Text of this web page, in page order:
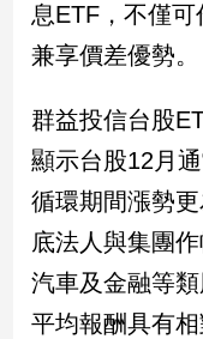
投
專
區
【我
的
觀
息ETF，不僅
兼享價差優勢。
群益投信台股
顯示台股12月
循環期間漲勢
底法人與集團
汽車及金融等
平均報酬具有相